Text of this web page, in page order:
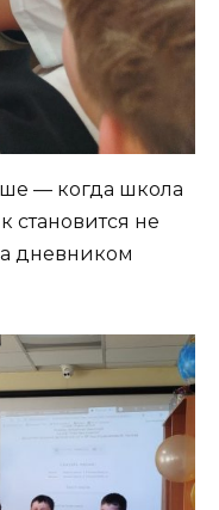
— когда школа
становится не
дневником